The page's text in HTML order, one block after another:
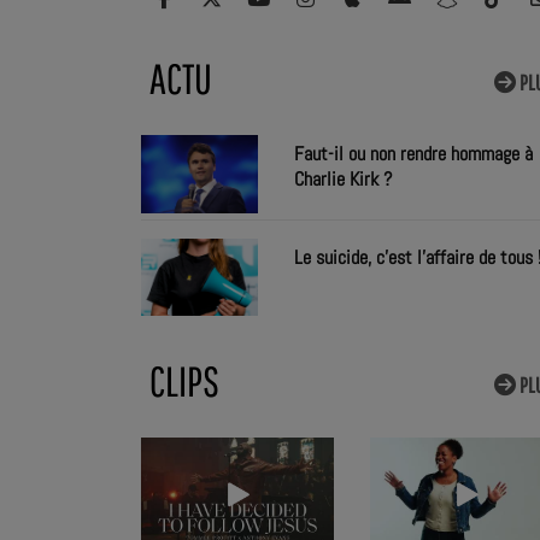
ACTU
Faut-il ou non rendre hommage à
Charlie Kirk ?
Le suicide, c'est l'affaire de tous !
CLIPS